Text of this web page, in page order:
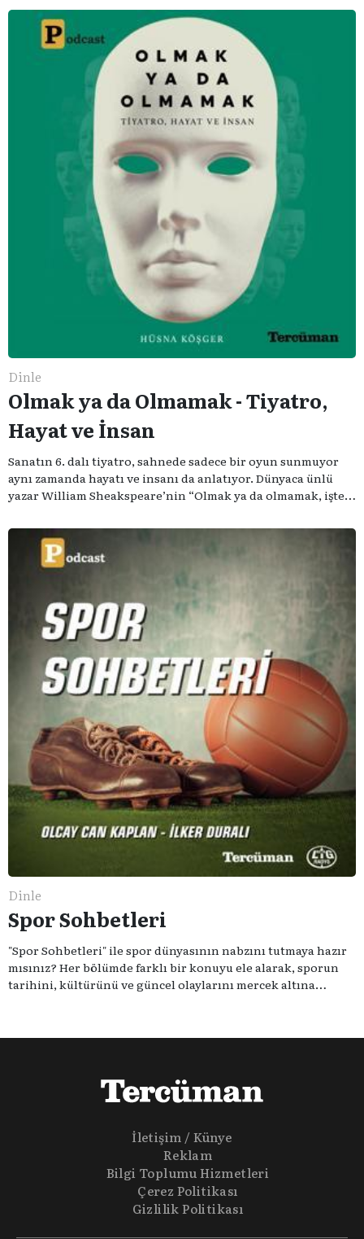
Dinle
Olmak ya da Olmamak - Tiyatro,
Hayat ve İnsan
Sanatın 6. dalı tiyatro, sahnede sadece bir oyun sunmuyor
aynı zamanda hayatı ve insanı da anlatıyor. Dünyaca ünlü
yazar William Sheakspeare’nin “Olmak ya da olmamak, işte
serimizde; tiyatroyu, alanının uzman isimleriyle
konuşuyoruz..
Dinle
Spor Sohbetleri
"Spor Sohbetleri" ile spor dünyasının nabzını tutmaya hazır
mısınız? Her bölümde farklı bir konuyu ele alarak, sporun
tarihini, kültürünü ve güncel olaylarını mercek altına
olmadığına inananlardansanız "Spor Sohbetleri" tam size
İletişim / Künye
Reklam
Bilgi Toplumu Hizmetleri
Çerez Politikası
Gizlilik Politikası